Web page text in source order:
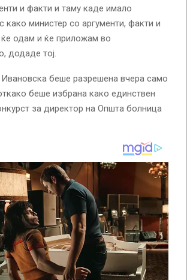
и факти и таму каде имало
како министер со аргументи, факти и
ќе одам и ќе приложам во
додаде тој.
беше разрешена вчера само
беше избрана како единствен
за директор на Општа болница